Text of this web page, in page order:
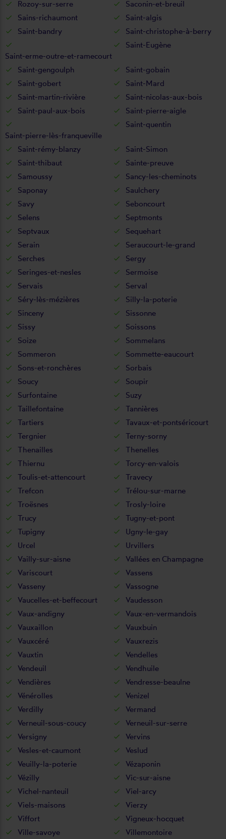
Rozoy-sur-serre
Saconin-et-breuil
Sains-richaumont
Saint-algis
Saint-bandry
Saint-christophe-à-berry
Saint-erme-outre-et-ramecourt
Saint-Eugène
Saint-gengoulph
Saint-gobain
Saint-gobert
Saint-Mard
Saint-martin-rivière
Saint-nicolas-aux-bois
Saint-paul-aux-bois
Saint-pierre-aigle
Saint-pierre-lès-franqueville
Saint-quentin
Saint-rémy-blanzy
Saint-Simon
Saint-thibaut
Sainte-preuve
Samoussy
Sancy-les-cheminots
Saponay
Saulchery
Savy
Seboncourt
Selens
Septmonts
Septvaux
Sequehart
Serain
Seraucourt-le-grand
Serches
Sergy
Seringes-et-nesles
Sermoise
Servais
Serval
Séry-lès-mézières
Silly-la-poterie
Sinceny
Sissonne
Sissy
Soissons
Soize
Sommelans
Sommeron
Sommette-eaucourt
Sons-et-ronchères
Sorbais
Soucy
Soupir
Surfontaine
Suzy
Taillefontaine
Tannières
Tartiers
Tavaux-et-pontséricourt
Tergnier
Terny-sorny
Thenailles
Thenelles
Thiernu
Torcy-en-valois
Toulis-et-attencourt
Travecy
Trefcon
Trélou-sur-marne
Troësnes
Trosly-loire
Trucy
Tugny-et-pont
Tupigny
Ugny-le-gay
Urcel
Urvillers
Vailly-sur-aisne
Vallées en Champagne
Variscourt
Vassens
Vasseny
Vassogne
Vaucelles-et-beffecourt
Vaudesson
Vaux-andigny
Vaux-en-vermandois
Vauxaillon
Vauxbuin
Vauxcéré
Vauxrezis
Vauxtin
Vendelles
Vendeuil
Vendhuile
Vendières
Vendresse-beaulne
Vénérolles
Venizel
Verdilly
Vermand
Verneuil-sous-coucy
Verneuil-sur-serre
Versigny
Vervins
Vesles-et-caumont
Veslud
Veuilly-la-poterie
Vézaponin
Vézilly
Vic-sur-aisne
Vichel-nanteuil
Viel-arcy
Viels-maisons
Vierzy
Viffort
Vigneux-hocquet
Ville-savoye
Villemontoire